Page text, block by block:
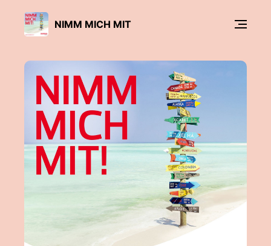
NIMM MICH MIT